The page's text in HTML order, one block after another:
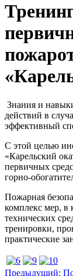
Знания и
действий в
эффективный
С этой целью
«Карельский
первичных
горно-
Пожарная
комплекс мер, в
технических
тренировки,
практические
Предыдущий: